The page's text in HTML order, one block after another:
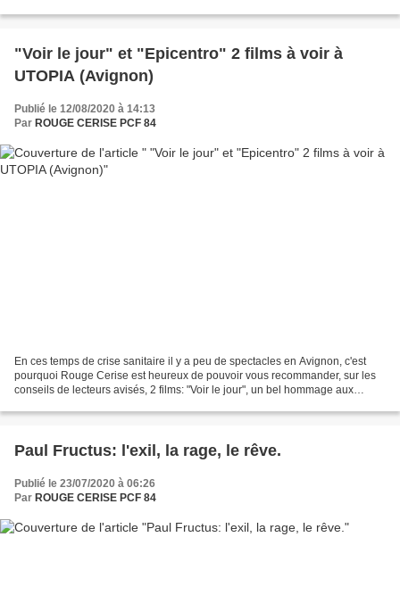
"Voir le jour" et "Epicentro" 2 films à voir à
UTOPIA (Avignon)
Publié le 12/08/2020 à 14:13
Par ROUGE CERISE PCF 84
En ces temps de crise sanitaire il y a peu de spectacles en Avignon, c'est
pourquoi Rouge Cerise est heureux de pouvoir vous recommander, sur les
conseils de lecteurs avisés, 2 films: "Voir le jour", un bel hommage aux
Paul Fructus: l'exil, la rage, le rêve.
Publié le 23/07/2020 à 06:26
Par ROUGE CERISE PCF 84